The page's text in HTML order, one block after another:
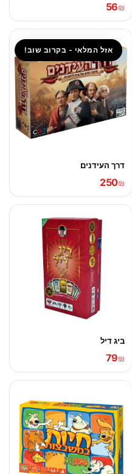
₪
56
אזל המלאי - בקרוב שוב!
דרך העידנים
₪
250
ביג דיל
₪
79